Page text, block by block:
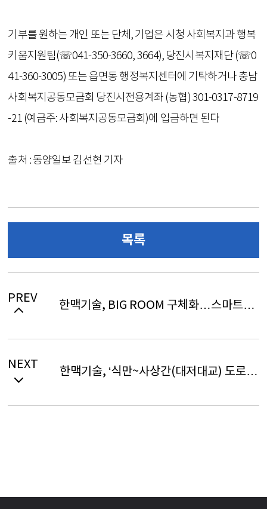
기부를 원하는 개인 또는 단체, 기업은 시청 사회복지과 행복
키움지원팀(☏041-350-3660, 3664), 당진시복지재단 (☏0
41-360-3005) 또는 읍면동 행정복지센터에 기탁하거나 충남
사회복지공동모금회 당진시전용계좌 (농협) 301-0317-8719
-21 (예금주: 사회복지공동모금회)에 입금하면 된다
출처 : 동양일보 김선현 기자
목록
PREV
한맥기술, BIG ROOM 구체화…스마트건
NEXT
한맥기술, ‘식만~사상간(대저대교) 도로건